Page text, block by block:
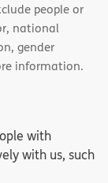
people or
national
gender
information.
with
with us, such